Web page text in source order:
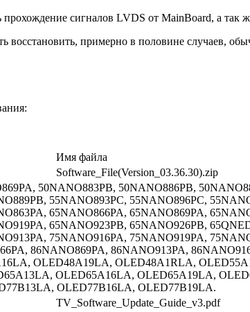
сигналов LVDS от MainBoard, а
примерно в половине случаев,
Имя файла
Software_File(Version_03.36.30).zip
50NANO883PB, 50NANO886PB,
55NANO893PC, 55NANO896PC,
65NANO866PA, 65NANO869PA,
65NANO923PB, 65NANO926PB,
75NANO916PA, 75NANO919PA,
86NANO869PA, 86NANO913PA,
OLED48A19LA, OLED48A1RLA,
OLED65A16LA, OLED65A19LA,
OLED77B16LA, OLED77B19LA.
TV_Software_Update_Guide_v3.pdf